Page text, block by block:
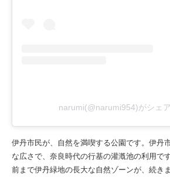
narumi(@narumi954)がシェ
伊丹市民が、自然を満喫する公園です。伊丹
な広さで、奈良時代の行基の灌漑池の利用で
前まで伊丹緑地の長大な自然ゾーンが、続き